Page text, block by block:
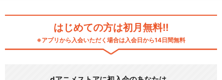
はじめての方は初月無料!!
※アプリから入会いただく場合は入会日から14日間無料